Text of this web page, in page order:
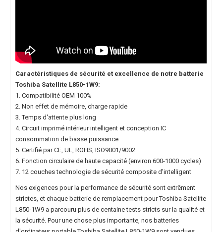
Caractéristiques de sécurité et excellence de notre batterie
Toshiba Satellite L850-1W9:
1. Compatibilité OEM 100%
2. Non effet de mémoire, charge rapide
3. Temps d'attente plus long
4. Circuit imprimé intérieur intelligent et conception IC
consommation de basse puissance
5. Certifié par CE, UL, ROHS, ISO9001/9002
6. Fonction circulaire de haute capacité (environ 600-1000 cycles)
7. 12 couches technologie de sécurité composite d'intelligent
Nos exigences pour la performance de sécurité sont extrêment
strictes, et chaque batterie de remplacement pour Toshiba Satellite
L850-1W9 a parcouru plus de centaine tests stricts sur la qualité et
la sécurité. Pour une chose plus importante, nos batteries